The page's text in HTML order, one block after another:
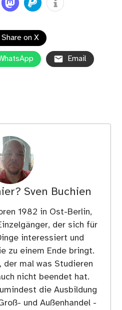
Share on X
Email
Sven Buchien
1982 in Ost-Berlin,
der sich für
interessiert und
zu einem Ende bringt.
der mal was Studieren
nicht beendet hat.
die Ausbildung
und Außenhandel -